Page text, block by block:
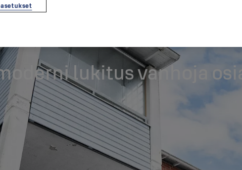
lukitus vanhoja